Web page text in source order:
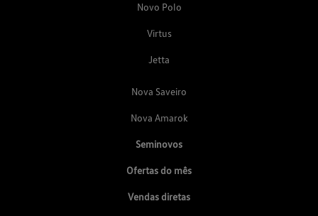
Novo Polo
Virtus
Jetta
Nova Saveiro
Nova Amarok
Seminovos
Ofertas do mês
Vendas diretas